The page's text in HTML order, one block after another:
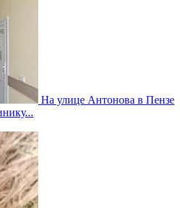
На улице Антонова в Пензе